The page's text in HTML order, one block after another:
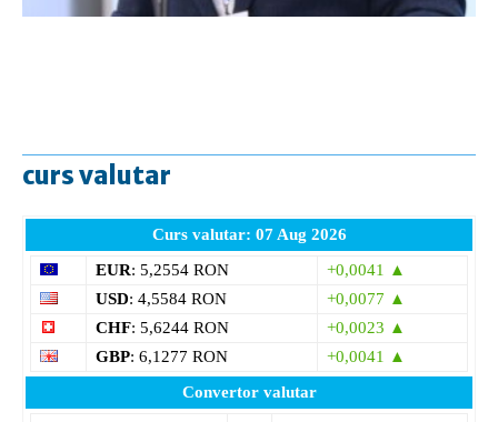
curs valutar
Curs valutar: 07 Aug 2026
EUR: 5,2554 RON
+0,0041 ▲
USD: 4,5584 RON
+0,0077 ▲
CHF: 5,6244 RON
+0,0023 ▲
GBP: 6,1277 RON
+0,0041 ▲
Convertor valutar